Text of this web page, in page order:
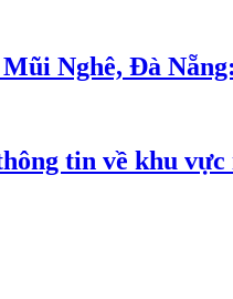
Nghê, Đà
tin về khu